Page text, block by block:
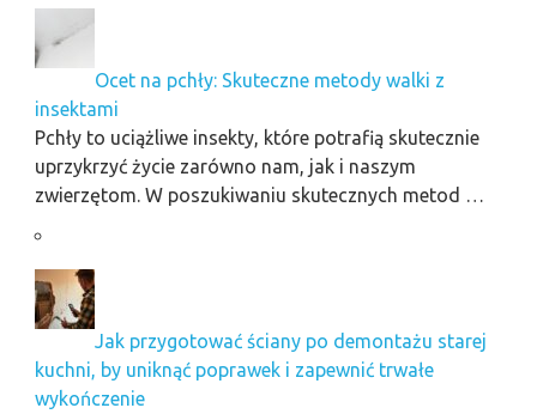
Ocet na pchły: Skuteczne metody walki z
insektami
Pchły to uciążliwe insekty, które potrafią skutecznie
uprzykrzyć życie zarówno nam, jak i naszym
zwierzętom. W poszukiwaniu skutecznych metod …
Jak przygotować ściany po demontażu starej
kuchni, by uniknąć poprawek i zapewnić trwałe
wykończenie